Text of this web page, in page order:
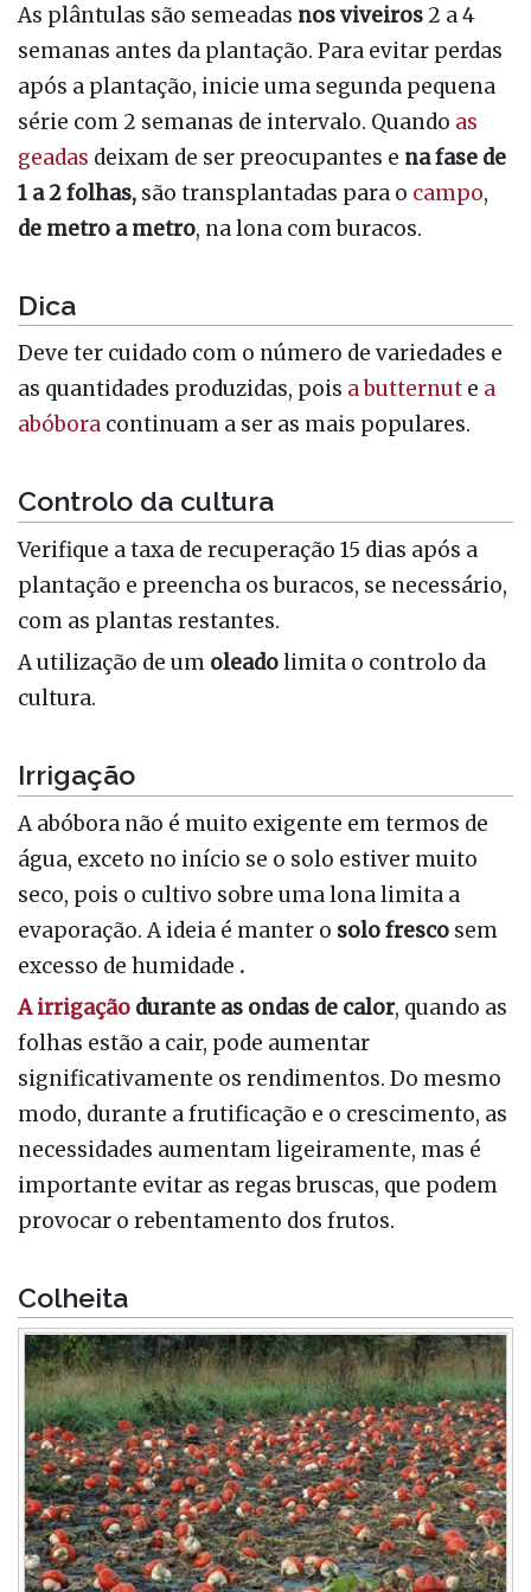
As plântulas são semeadas nos viveiros 2 a 4
semanas antes da plantação. Para evitar perdas
após a plantação, inicie uma segunda pequena
série com 2 semanas de intervalo. Quando as
geadas deixam de ser preocupantes e na fase de
1 a 2 folhas, são transplantadas para o campo,
de metro a metro, na lona com buracos.
Dica
Deve ter cuidado com o número de variedades e
as quantidades produzidas, pois a butternut e a
abóbora continuam a ser as mais populares.
Controlo da cultura
Verifique a taxa de recuperação 15 dias após a
plantação e preencha os buracos, se necessário,
com as plantas restantes.
A utilização de um oleadolimita o controlo da
cultura.
Irrigação
A abóbora não é muito exigente em termos de
água, exceto no início se o solo estiver muito
seco, pois o cultivo sobre uma lona limita a
evaporação. A ideia é manter o solo fresco sem
excesso de humidade .
A irrigação durante as ondas de calor, quando as
folhas estão a cair, pode aumentar
significativamente os rendimentos. Do mesmo
modo, durante a frutificação e o crescimento, as
necessidades aumentam ligeiramente, mas é
importante evitar as regas bruscas, que podem
provocar o rebentamento dos frutos.
Colheita